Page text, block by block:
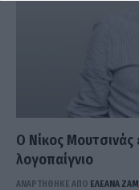
Ο Νίκος Μουτσινάς
λογοπαίγνιο
ΑΝΑΡΤΗΘΗΚΕ ΑΠΟ ΕΛΕΑΝΑ